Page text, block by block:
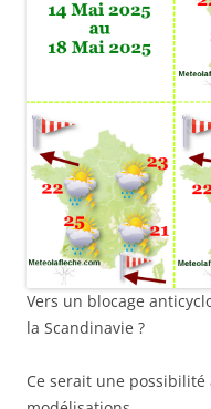
Vers un blocage
la Scandinavie ?
Ce serait une